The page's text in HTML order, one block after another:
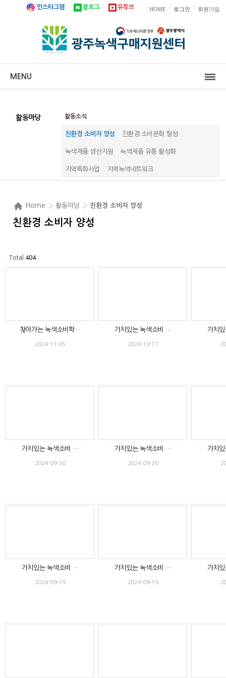
HOME 로그인 회원가입
인스타그램 블로그 유튜브
MENU
활동마당 활동소식
친환경 소비자 양성 친환경 소비문화 형성
녹색제품 생산지원 녹색제품 유통 활성화
지역특화사업 지역녹색네트워크
Home › 활동마당 › 친환경 소비자 양성
친환경 소비자 양성
ㆍTotal 404
찾아가는 녹색소비학…
2024-11-05
가치있는 녹색소비 …
2024-10-17
가치
가치있는 녹색소비 …
2024-09-30
가치있는 녹색소비 …
2024-09-30
가치
가치있는 녹색소비 …
2024-09-19
가치있는 녹색소비 …
2024-09-19
가치